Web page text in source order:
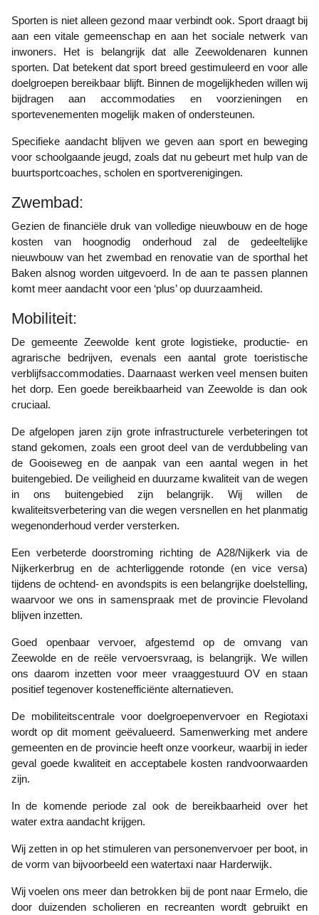
Sporten is niet alleen gezond maar verbindt ook. Sport draagt bij
aan een vitale gemeenschap en aan het sociale netwerk van
inwoners. Het is belangrijk dat alle Zeewoldenaren kunnen
sporten. Dat betekent dat sport breed gestimuleerd en voor alle
doelgroepen bereikbaar blijft. Binnen de mogelijkheden willen wij
bijdragen aan accommodaties en voorzieningen en
sportevenementen mogelijk maken of ondersteunen.
Specifieke aandacht blijven we geven aan sport en beweging
voor schoolgaande jeugd, zoals dat nu gebeurt met hulp van de
buurtsportcoaches, scholen en sportverenigingen.
Zwembad:
Gezien de financiële druk van volledige nieuwbouw en de hoge
kosten van hoognodig onderhoud zal de gedeeltelijke
nieuwbouw van het zwembad en renovatie van de sporthal het
Baken alsnog worden uitgevoerd. In de aan te passen plannen
komt meer aandacht voor een ‘plus’ op duurzaamheid.
Mobiliteit:
De gemeente Zeewolde kent grote logistieke, productie- en
agrarische bedrijven, evenals een aantal grote toeristische
verblijfsaccommodaties. Daarnaast werken veel mensen buiten
het dorp. Een goede bereikbaarheid van Zeewolde is dan ook
cruciaal.
De afgelopen jaren zijn grote infrastructurele verbeteringen tot
stand gekomen, zoals een groot deel van de verdubbeling van
de Gooiseweg en de aanpak van een aantal wegen in het
buitengebied. De veiligheid en duurzame kwaliteit van de wegen
in ons buitengebied zijn belangrijk. Wij willen de
kwaliteitsverbetering van die wegen versnellen en het planmatig
wegenonderhoud verder versterken.
Een verbeterde doorstroming richting de A28/Nijkerk via de
Nijkerkerbrug en de achterliggende rotonde (en vice versa)
tijdens de ochtend- en avondspits is een belangrijke doelstelling,
waarvoor we ons in samenspraak met de provincie Flevoland
blijven inzetten.
Goed openbaar vervoer, afgestemd op de omvang van
Zeewolde en de reële vervoersvraag, is belangrijk. We willen
ons daarom inzetten voor meer vraaggestuurd OV en staan
positief tegenover kostenefficiënte alternatieven.
De mobiliteitscentrale voor doelgroepenvervoer en Regiotaxi
wordt op dit moment geëvalueerd. Samenwerking met andere
gemeenten en de provincie heeft onze voorkeur, waarbij in ieder
geval goede kwaliteit en acceptabele kosten randvoorwaarden
zijn.
In de komende periode zal ook de bereikbaarheid over het
water extra aandacht krijgen.
Wij zetten in op het stimuleren van personenvervoer per boot, in
de vorm van bijvoorbeeld een watertaxi naar Harderwijk.
Wij voelen ons meer dan betrokken bij de pont naar Ermelo, die
door duizenden scholieren en recreanten wordt gebruikt en